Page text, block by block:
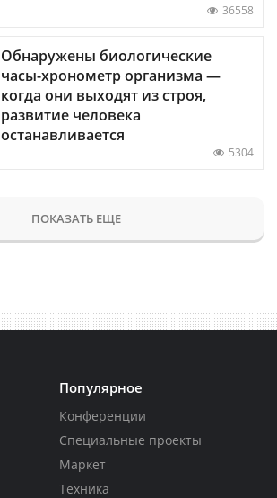
36558
Обнаружены биологические
часы-хронометр организма —
когда они выходят из строя,
развитие человека
останавливается
5304
ПОКАЗАТЬ ЕЩЕ
Популярное
Конференции
Специальные проекты
Маркет
Техника